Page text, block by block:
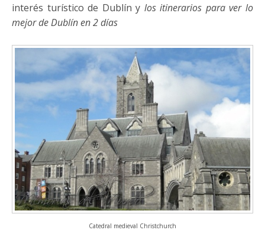
interés turístico de Dublín y los itinerarios para ver lo
mejor de Dublín en 2 días
Catedral medieval Christchurch